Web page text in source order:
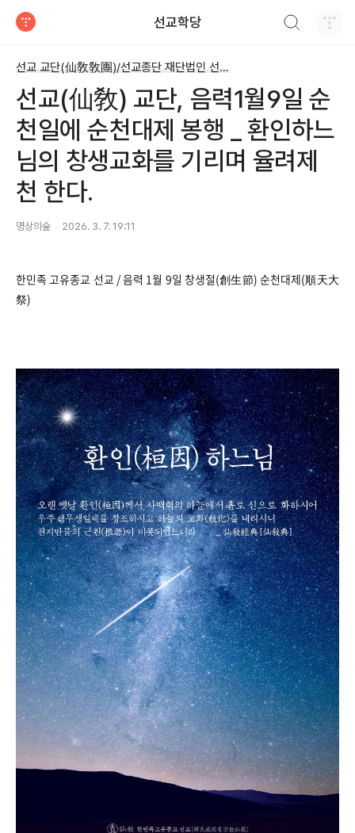
선교학당
선교 교단(仙敎敎團)/선교종단 재단법인 선교(仙敎)
선교(仙敎) 교단, 음력1월9일 순
천일에 순천대제 봉행 _ 환인하느
님의 창생교화를 기리며 율려제
천 한다.
명상의숲 2026. 3. 7. 19:11
한민족 고유종교 선교 / 음력 1월 9일 창생절(創生節) 순천대제(順天大
祭)